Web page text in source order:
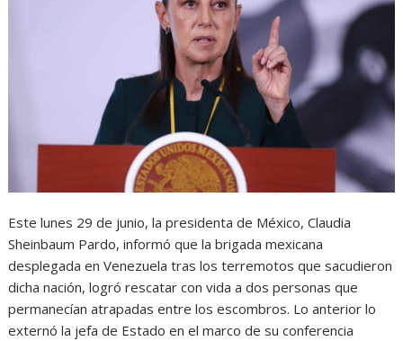
Este lunes 29 de junio, la presidenta de México, Claudia
Sheinbaum Pardo, informó que la brigada mexicana
desplegada en Venezuela tras los terremotos que sacudieron
dicha nación, logró rescatar con vida a dos personas que
permanecían atrapadas entre los escombros. Lo anterior lo
externó la jefa de Estado en el marco de su conferencia